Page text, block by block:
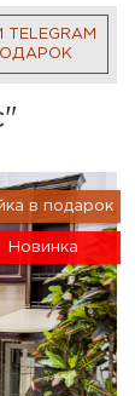
в подарок
Новинка